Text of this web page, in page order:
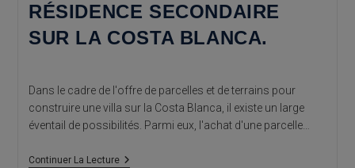
RÉSIDENCE SECONDAIRE
SUR LA COSTA BLANCA.
Dans le cadre de l'offre de parcelles et de terrains pour
construire une villa sur la Costa Blanca, il existe un large
éventail de possibilités. Parmi eux, l'achat d'une parcelle…
Continuer La LectureArquifach,